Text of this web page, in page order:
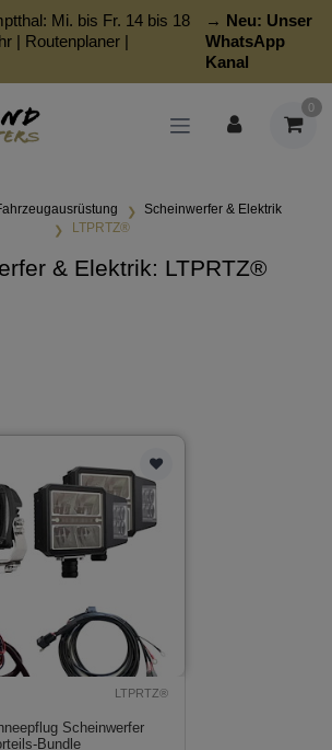
Mi. bis Fr. 14 bis 18
| Routenplaner |
→ Neu: Unser
WhatsApp
Kanal
0
Scheinwerfer & Elektrik
LTPRTZ®
& Elektrik: LTPRTZ®
LTPRTZ®
Scheinwerfer
Bundle